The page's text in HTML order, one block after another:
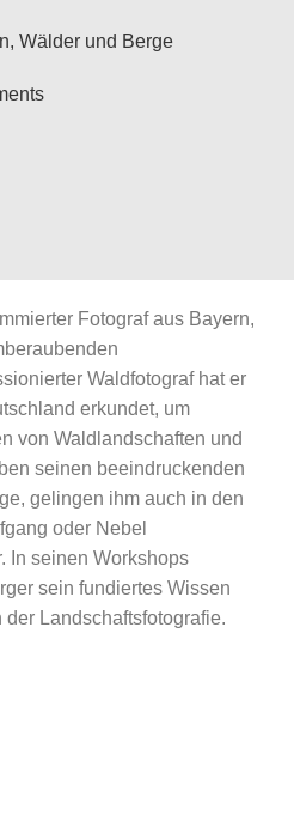
Wälder und Berge
Fotograf aus Bayern,
Waldfotograf hat er
erkundet, um
von Waldlandschaften und
seinen beeindruckenden
gelingen ihm auch in den
oder Nebel
In seinen Workshops
sein fundiertes Wissen
Landschaftsfotografie.